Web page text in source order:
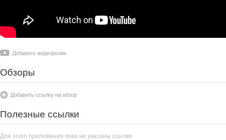
Добавить видеоролик
Обзоры
Добавить ссылку на обзор
Полезные ссылки
Для этого приложения пока не указаны ссылки